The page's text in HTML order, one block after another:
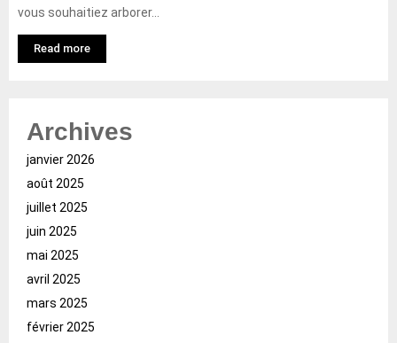
vous souhaitiez arborer...
Read more
Archives
janvier 2026
août 2025
juillet 2025
juin 2025
mai 2025
avril 2025
mars 2025
février 2025